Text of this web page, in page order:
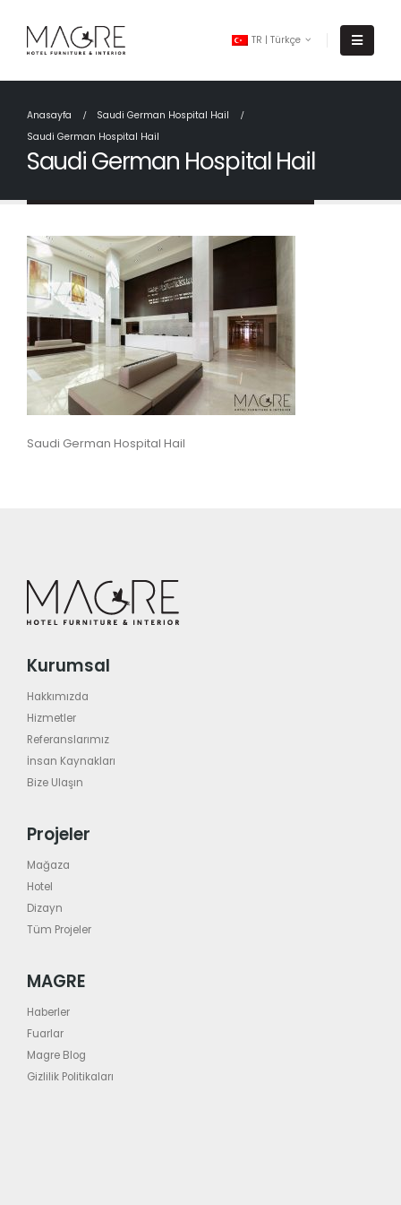
TR | Türkçe
Anasayfa
Saudi German Hospital Hail
Saudi German Hospital Hail
Saudi German Hospital Hail
Saudi German Hospital Hail
Kurumsal
Hakkımızda
Hizmetler
Referanslarımız
İnsan Kaynakları
Bize Ulaşın
Projeler
Mağaza
Hotel
Dizayn
Tüm Projeler
MAGRE
Haberler
Fuarlar
Magre Blog
Gizlilik Politikaları